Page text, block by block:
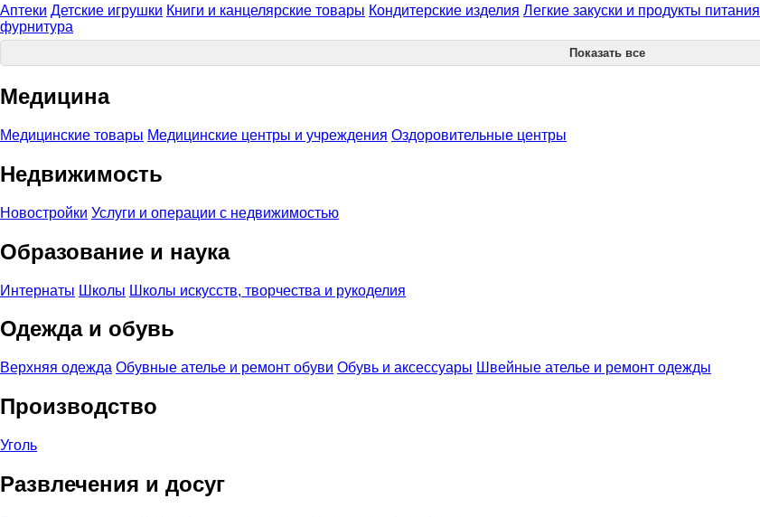
Аптеки Детские игрушки Книги и канцелярские товары Кондитерские изделия Легкие закуски и продукты питания
фурнитура
Показать все
Медицина
Медицинские товары Медицинские центры и учреждения Оздоровительные центры
Недвижимость
Новостройки Услуги и операции с недвижимостью
Образование и наука
Интернаты Школы Школы искусств, творчества и рукоделия
Одежда и обувь
Верхняя одежда Обувные ателье и ремонт обуви Обувь и аксессуары Швейные ателье и ремонт одежды
Производство
Уголь
Развлечения и досуг